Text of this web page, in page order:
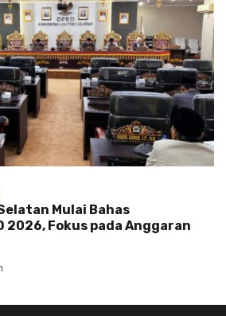
Mulai Bahas
2026, Fokus pada Anggaran